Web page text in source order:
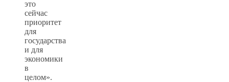
это
сейчас
приоритет
для
государства
и для
экономики
в
целом».